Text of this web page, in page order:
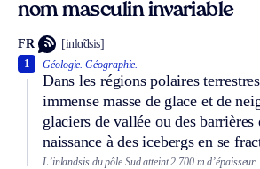
nom masculin invariable
FR [inlɑ̃dsis]
Géologie. Géographie.
Dans les régions polaires
immense masse de glace et de
glaciers de vallée ou des barrières
naissance à des icebergs en se
1
L’inlandsis du pôle Sud atteint 2 700 m d’épaisseur.